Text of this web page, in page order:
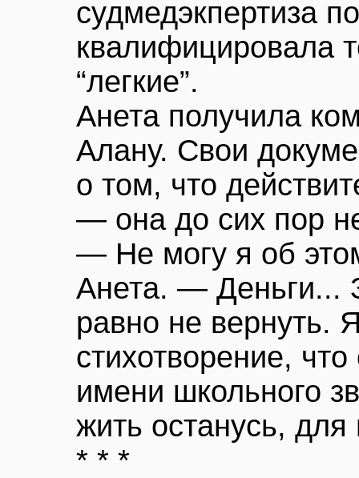
судмедэкпертиза
квалифицировала
“легкие”.
Анета получила
Алану. Свои
о том, что
— она до сих пор
— Не могу я об
Анета. — Деньги...
равно не вернуть.
стихотворение,
имени школьного
жить останусь,
* * *